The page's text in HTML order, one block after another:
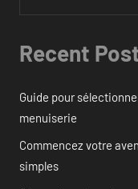
Recent
Guide pour
menuiserie
Commencez votre
simples